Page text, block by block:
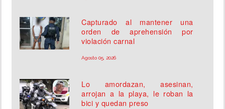
Capturado al mantener una
orden de aprehensión por
violación carnal
Agosto 05, 2026
Lo amordazan, asesinan,
arrojan a la playa, le roban la
bici y quedan preso